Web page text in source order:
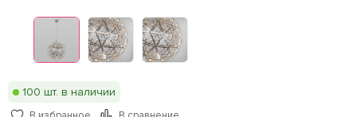
100 шт. в наличии